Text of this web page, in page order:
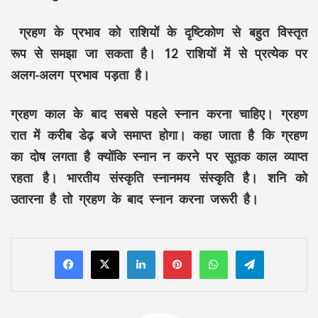
ग्रहण के प्रभाव को राशियों के दृष्टिकोण से बहुत विस्तृत
रूप से समझा जा सकता है। 12 राशियों में से प्रत्येक पर
अलग-अलग प्रभाव पड़ता है।
ग्रहण काल के बाद सबसे पहले स्‍नान करना चाहिए। ग्रहण
रात में करीब डेढ़ बजे समाप्‍त होगा। कहा जाता है कि ग्रहण
का दोष लगता है क्‍योंकि स्‍नान न करने पर सूतक काल व्‍याप्‍त
रहता है। भारतीय संस्‍कृति स्‍नानमय संस्‍कृति है। शनि को
उतारना है तो ग्रहण के बाद स्‍नान करना जरूरी है।
LinkedInPinterestWhatsAppTelegram